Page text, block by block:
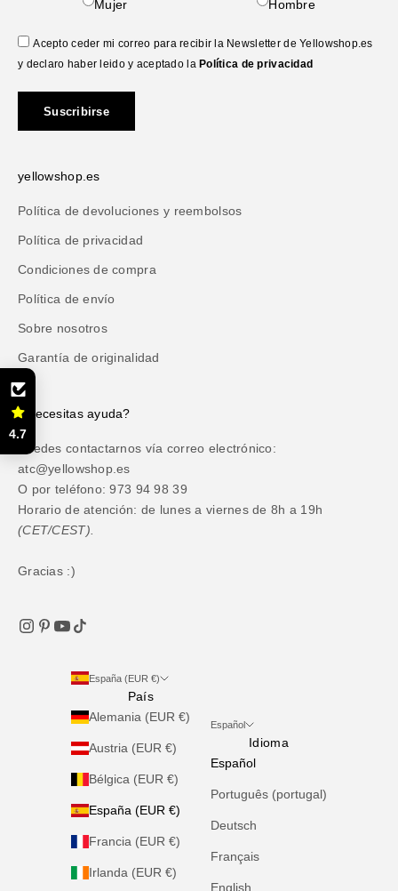
Mujer Hombre
Acepto ceder mi correo para recibir la Newsletter de Yellowshop.es
y declaro haber leido y aceptado la Política de privacidad
Suscribirse
yellowshop.es
Política de devoluciones y reembolsos
Política de privacidad
Condiciones de compra
Política de envío
Sobre nosotros
Garantía de originalidad
¿Necesitas ayuda?
Puedes contactarnos vía correo electrónico:
atc@yellowshop.es
O por teléfono: 973 94 98 39
Horario de atención: de lunes a viernes de 8h a 19h
(CET/CEST).
Gracias :)
España (EUR €)
País
Alemania (EUR €)
Austria (EUR €)
Bélgica (EUR €)
España (EUR €)
Francia (EUR €)
Irlanda (EUR €)
Español
Idioma
Español
Português (portugal)
Deutsch
Français
English
4.7